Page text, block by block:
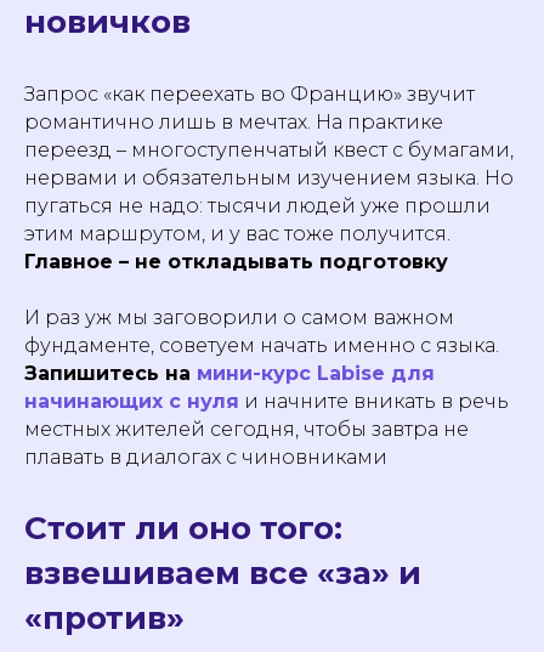
новичков
Запрос «как переехать во Францию» звучит
романтично лишь в мечтах. На практике
переезд – многоступенчатый квест с бумагами,
нервами и обязательным изучением языка. Но
пугаться не надо: тысячи людей уже прошли
этим маршрутом, и у вас тоже получится.
Главное – не откладывать подготовку
И раз уж мы заговорили о самом важном
фундаменте, советуем начать именно с языка.
Запишитесь на мини-курс Labise для
начинающих с нуля и начните вникать в речь
местных жителей сегодня, чтобы завтра не
плавать в диалогах с чиновниками
Стоит ли оно того:
взвешиваем все «за» и
«против»